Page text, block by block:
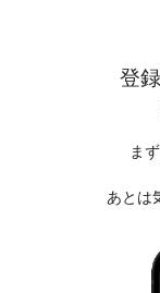
登
ま
あとは